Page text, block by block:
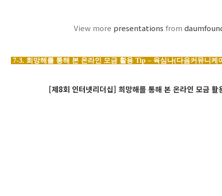
View more presentations from
7-3. 희망해를 통해 본 온라인 모금 활용 Tip – 육심나(다음커뮤니케
[제8회 인터넷리더십] 희망해를 통해 본 온라인 모금